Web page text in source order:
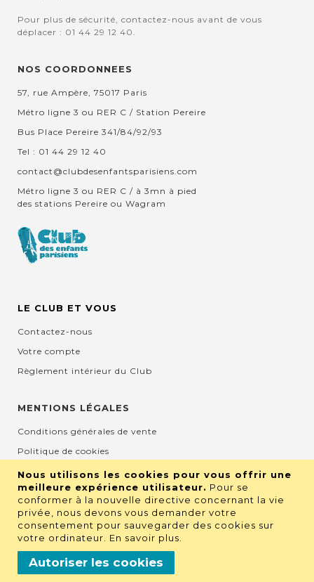
Nous utilisons les cookies pour vous offrir une
meilleure expérience utilisateur. Pour se
conformer à la nouvelle directive concernant la vie
privée, nous devons vous demander votre
consentement pour sauvegarder des cookies sur
votre ordinateur. En savoir plus
Autoriser les cookies
Pour plus de sécurité, contactez-nous avant de vous
déplacer : 01 44 29 12 40.
NOS COORDONNEES
57, rue Ampère, 75017 Paris
Métro ligne 3 ou RER C / Station Pereire
Bus Place Pereire 341/84/92/93
Tel : 01 44 29 12 40
contact@clubdesenfantsparisiens.com
Métro ligne 3 ou RER C / à 3mn à pied
des stations Pereire ou Wagram
LE CLUB ET VOUS
Contactez-nous
Votre compte
Règlement intérieur du Club
MENTIONS LÉGALES
Conditions générales de vente
Politique de cookies
Mentions légales et CGU
Protection de la vie privée
RETROUVEZ NOUS SUR LES RÉSEAUX